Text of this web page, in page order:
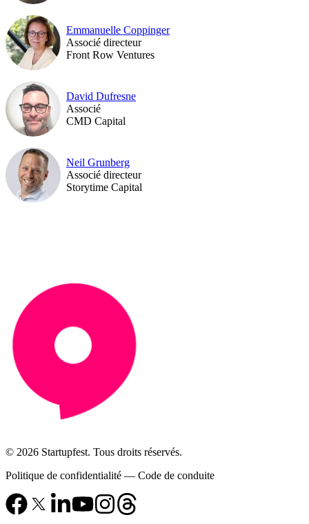
Emmanuelle Coppinger
Associé directeur
Front Row Ventures
David Dufresne
Associé
CMD Capital
Neil Grunberg
Associé directeur
Storytime Capital
© 2026 Startupfest. Tous droits réservés.
Politique de confidentialité — Code de conduite